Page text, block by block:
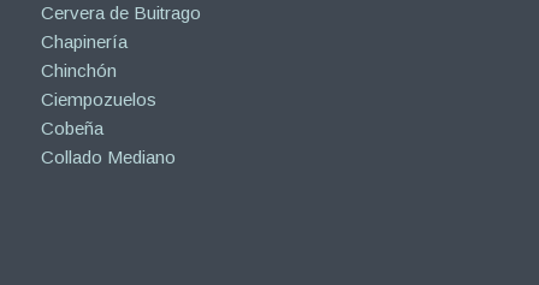
Cervera de Buitrago
Chapinería
Chinchón
Ciempozuelos
Cobeña
Collado Mediano